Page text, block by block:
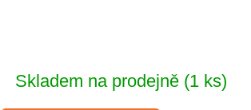
Skladem na prodejně (1 ks)